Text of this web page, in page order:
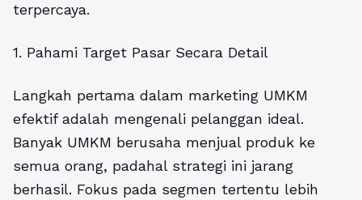
terpercaya.
1. Pahami Target Pasar Secara Detail
Langkah pertama dalam marketing UMKM
efektif adalah mengenali pelanggan ideal.
Banyak UMKM berusaha menjual produk ke
semua orang, padahal strategi ini jarang
berhasil. Fokus pada segmen tertentu lebih